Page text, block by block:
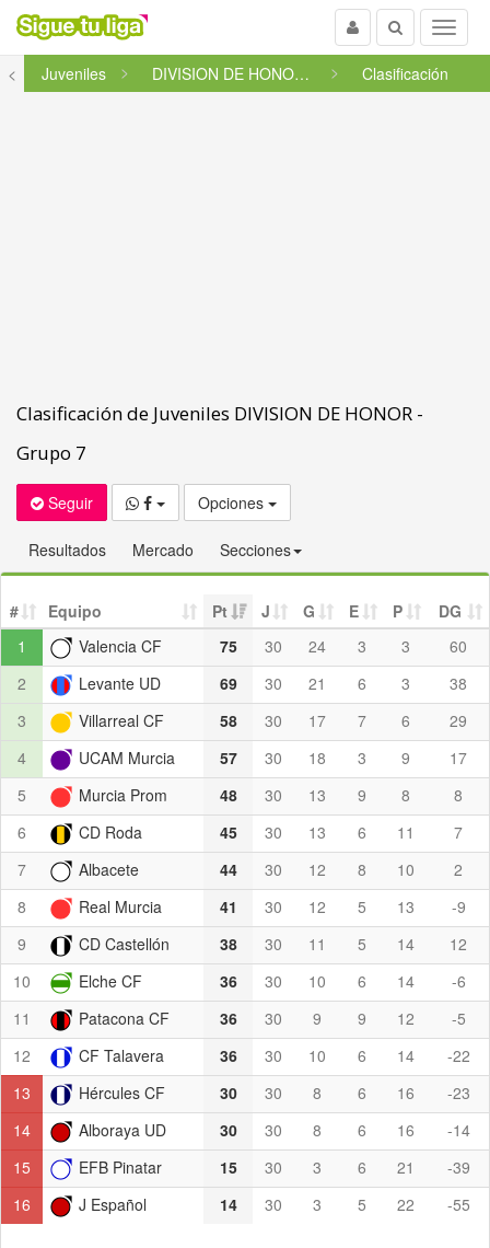
Menu
Buscar
Usuario
<
Juveniles DIVISION DE HONOR - Grupo 7 Clasificación
Clasificación de Juveniles DIVISION DE HONOR -
Grupo 7
Seguir Opciones
Resultados Mercado Secciones
# Equipo Pt J G E P
DG
1
Valencia CF 75 30 24 3 3
60
2
Levante UD 69 30 21 6 3
38
3
Villarreal CF 58 30 17 7 6
29
4
UCAM Murcia 57 30 18 3 9
17
5
Murcia Prom 48 30 13 9 8
8
6
CD Roda 45 30 13 6 11
7
7
Albacete 44 30 12 8 10
2
8
Real Murcia 41 30 12 5 13
-9
9
CD Castellón 38 30 11 5 14
12
10
Elche CF 36 30 10 6 14
-6
11
Patacona CF 36 30 9 9 12
-5
12
CF Talavera 36 30 10 6 14
-22
13
Hércules CF 30 30 8 6 16
-23
14
Alboraya UD 30 30 8 6 16
-14
15
EFB Pinatar 15 30 3 6 21
-39
16
J Español 14 30 3 5 22 -55